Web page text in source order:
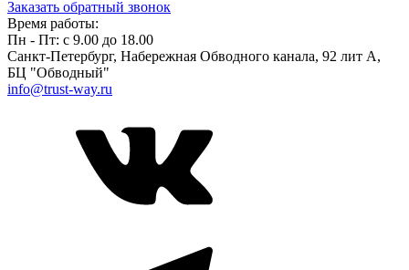
Заказать обратный звонок
Время работы:
Пн - Пт: с 9.00 до 18.00
Санкт-Петербург, ​Набережная Обводного канала, 92 лит А,
БЦ "Обводный"
info@trust-way.ru